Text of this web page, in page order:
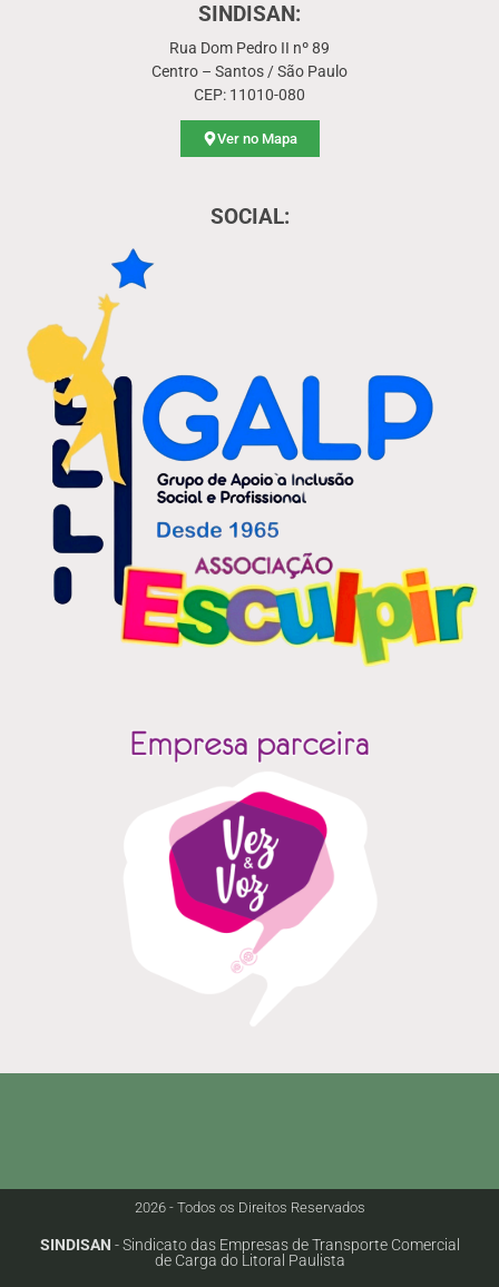
SINDISAN:
Rua Dom Pedro II nº 89
Centro – Santos / São Paulo
CEP: 11010-080
Ver no Mapa
SOCIAL:
2026 - Todos os Direitos Reservados
SINDISAN - Sindicato das Empresas de Transporte Comercial
de Carga do Litoral Paulista